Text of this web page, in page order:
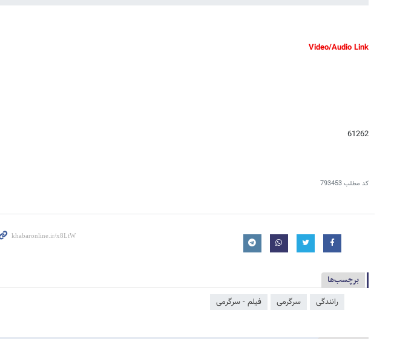
Video/Audio Link
61262
کد مطلب793453
برچسب‌ها
رانندگی سرگرمی فیلم - سرگرمی